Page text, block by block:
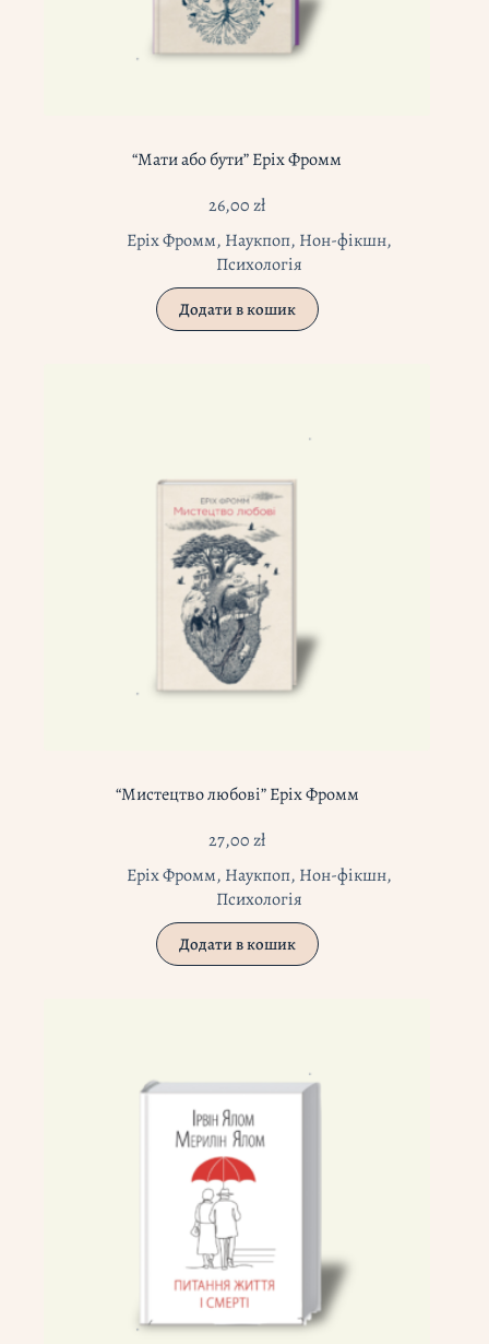
“Мати або бути” Еріх Фромм
26,00zł
Еріх Фромм, Наукпоп, Нон-фікшн,
Психологія
Додати в кошик
“Мистецтво любові” Еріх Фромм
27,00zł
Еріх Фромм, Наукпоп, Нон-фікшн,
Психологія
Додати в кошик